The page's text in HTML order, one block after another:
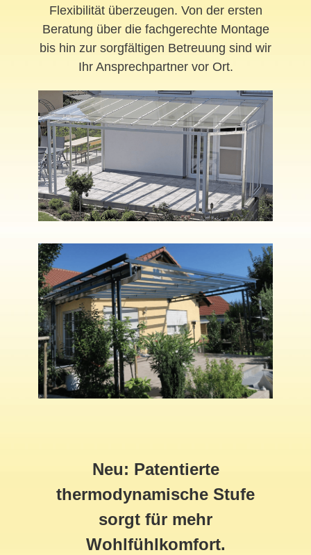
Flexibilität überzeugen. Von der ersten
Beratung über die fachgerechte Montage
bis hin zur sorgfältigen Betreuung sind wir
Ihr Ansprechpartner vor Ort.
Neu: Patentierte
thermodynamische Stufe
sorgt für mehr
Wohlfühlkomfort.